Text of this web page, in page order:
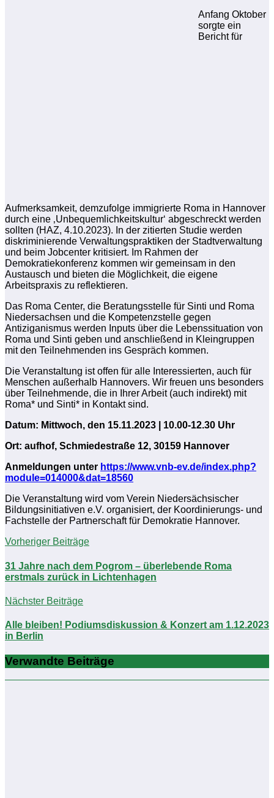
Anfang Oktober
sorgte ein
Bericht für
Aufmerksamkeit, demzufolge immigrierte Roma in Hannover
durch eine ‚Unbequemlichkeitskultur‘ abgeschreckt werden
sollten (HAZ, 4.10.2023). In der zitierten Studie werden
diskriminierende Verwaltungspraktiken der Stadtverwaltung
und beim Jobcenter kritisiert. Im Rahmen der
Demokratiekonferenz kommen wir gemeinsam in den
Austausch und bieten die Möglichkeit, die eigene
Arbeitspraxis zu reflektieren.
Das Roma Center, die Beratungsstelle für Sinti und Roma
Niedersachsen und die Kompetenzstelle gegen
Antiziganismus werden Inputs über die Lebenssituation von
Roma und Sinti geben und anschließend in Kleingruppen
mit den Teilnehmenden ins Gespräch kommen.
Die Veranstaltung ist offen für alle Interessierten, auch für
Menschen außerhalb Hannovers. Wir freuen uns besonders
über Teilnehmende, die in Ihrer Arbeit (auch indirekt) mit
Roma* und Sinti* in Kontakt sind.
Datum: Mittwoch, den 15.11.2023 | 10.00-12.30 Uhr
Ort: aufhof, Schmiedestraße 12, 30159 Hannover
Anmeldungen unter https://www.vnb-ev.de/index.php?
module=014000&dat=18560
Die Veranstaltung wird vom Verein Niedersächsischer
Bildungsinitiativen e.V. organisiert, der Koordinierungs- und
Fachstelle der Partnerschaft für Demokratie Hannover.
Vorheriger Beiträge
31 Jahre nach dem Pogrom – überlebende Roma
erstmals zurück in Lichtenhagen
Nächster Beiträge
Alle bleiben! Podiumsdiskussion & Konzert am 1.12.2023
in Berlin
Verwandte Beiträge